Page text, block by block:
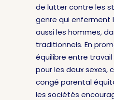
de lutter contre les
genre qui enferment
aussi les hommes,
traditionnels. En
équilibre entre
pour les deux sexes,
congé parental
les sociétés